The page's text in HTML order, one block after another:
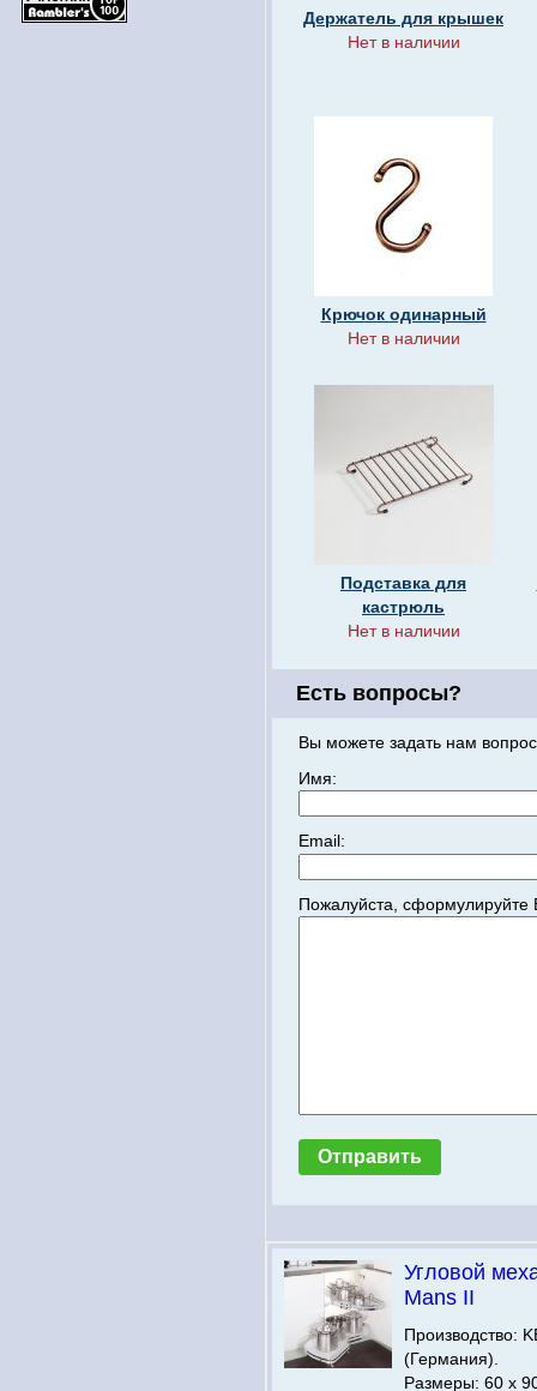
Держатель для крышек
Нет в наличии
Крючок одинарный
Нет в наличии
Подставка для
кастрюль
Нет в наличии
Есть вопросы?
Вы можете задать нам
Имя:
Email:
Пожалуйста,
Угловой
Mans II
Производство:
(Германия).
Размеры: 60 х